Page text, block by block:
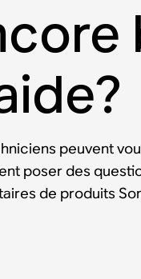
peuvent
poser des
de produits